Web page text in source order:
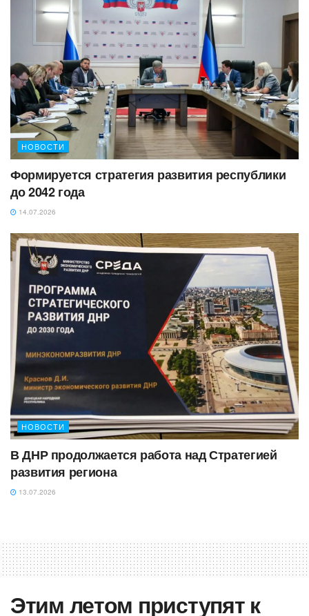
НОВОСТИ
Формируется стратегия развития республики
до 2042 года
14.07.2026
НОВОСТИ
‎В ДНР продолжается работа над Стратегией
развития региона
13.07.2026
Этим летом приступят к